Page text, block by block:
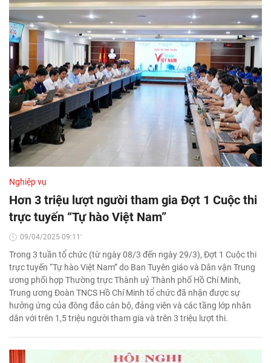
Nghiệp vụ
Hơn 3 triệu lượt người tham gia Đợt 1 Cuộc thi
trực tuyến “Tự hào Việt Nam”
09/04/2025 09:11'
Trong 3 tuần tổ chức (từ ngày 08/3 đến ngày 29/3), Đợt 1 Cuộc thi
trực tuyến “Tự hào Việt Nam” do Ban Tuyên giáo và Dân vận Trung
ương phối hợp Thường trực Thành uỷ Thành phố Hồ Chí Minh,
Trung ương Đoàn TNCS Hồ Chí Minh tổ chức đã nhận được sự
hưởng ứng của đông đảo cán bộ, đảng viên và các tầng lớp nhân
dân với trên 1,5 triệu người tham gia và trên 3 triệu lượt thi.